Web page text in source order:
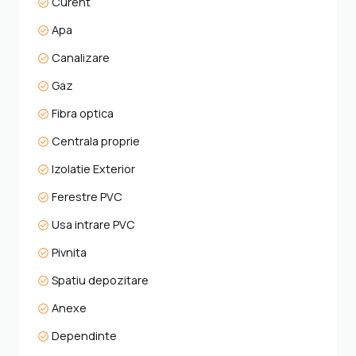
ideal pentru viitoarea dumneavoastră afacere sau
reședință exclusivistă!
Apa
Canalizare
Gaz
Fibra optica
Centrala proprie
Izolatie Exterior
Ferestre PVC
Usa intrare PVC
Pivnita
Spatiu depozitare
Anexe
Dependinte